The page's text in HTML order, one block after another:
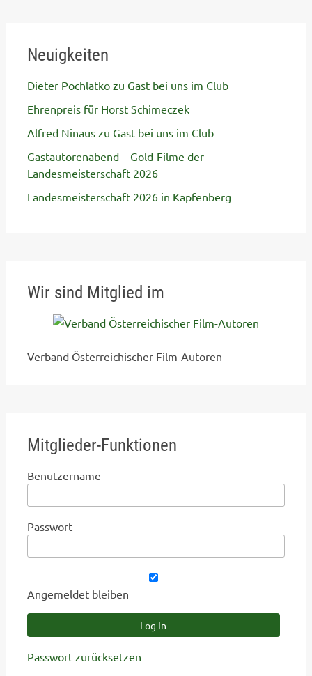
Neuigkeiten
Dieter Pochlatko zu Gast bei uns im Club
Ehrenpreis für Horst Schimeczek
Alfred Ninaus zu Gast bei uns im Club
Gastautorenabend – Gold-Filme der
Landesmeisterschaft 2026
Landesmeisterschaft 2026 in Kapfenberg
Wir sind Mitglied im
Verband Österreichischer Film-Autoren
Mitglieder-Funktionen
Benutzername
Passwort
Angemeldet bleiben
Passwort zurücksetzen